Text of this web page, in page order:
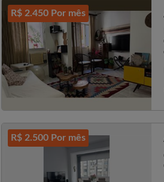
R$ 2.450 Por mês
R$ 2.500 Por mês